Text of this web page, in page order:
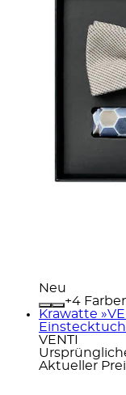
Neu
+
Krawatte
VENTI
Aktueller